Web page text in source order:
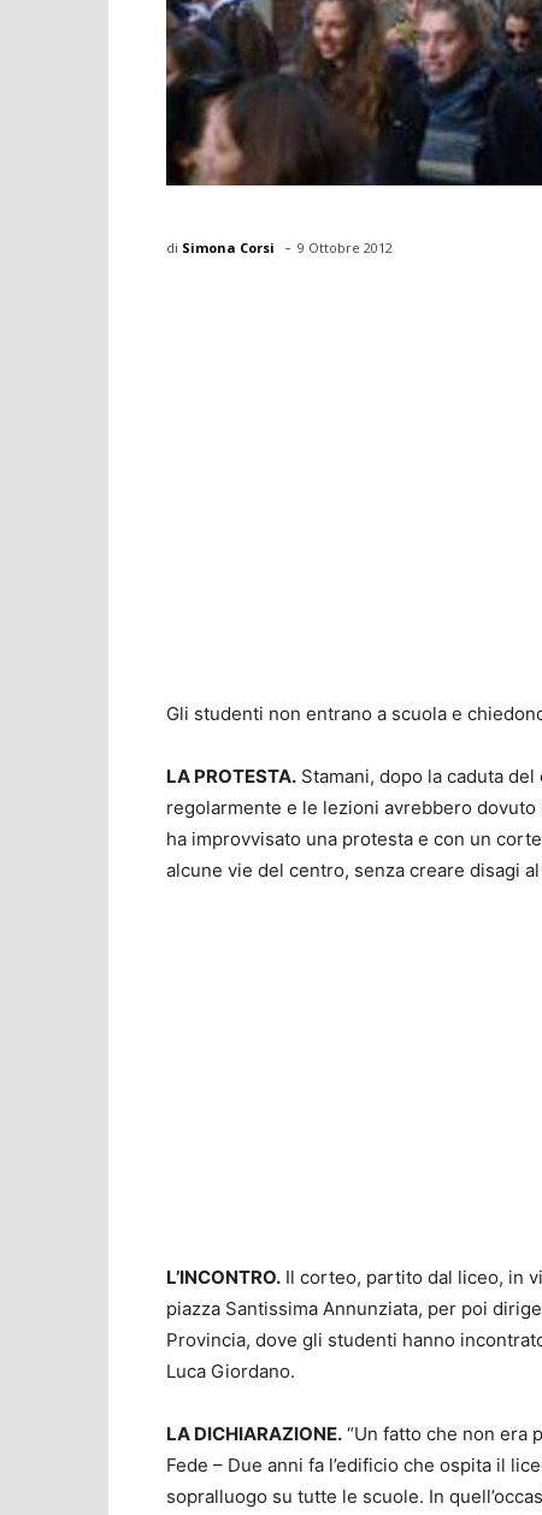
di Simona Corsi - 9 Ottobre 2012
Gli studenti non entrano a scuola e
LA PROTESTA. Stamani, dopo la caduta
regolarmente e le lezioni avrebbero
ha improvvisato una protesta e con un
alcune vie del centro, senza creare disagi
L’INCONTRO. Il corteo, partito dal liceo, in
piazza Santissima Annunziata, per poi
Provincia, dove gli studenti hanno
Luca Giordano.
LA DICHIARAZIONE. “Un fatto che non era
Fede – Due anni fa l’edificio che ospita il
sopralluogo su tutte le scuole. In